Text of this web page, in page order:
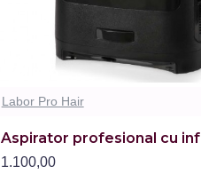
Labor Pro Hair
Aspirator profesional cu
1.100,00